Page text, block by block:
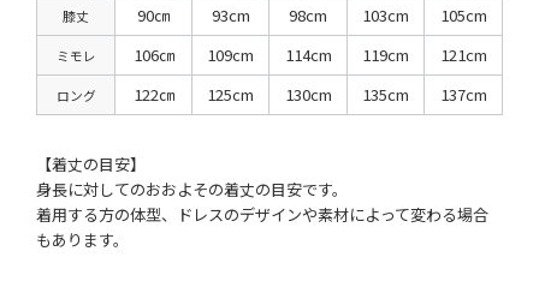
膝丈
90㎝ 93cm 98cm 103cm 105cm
ミモレ 106㎝ 109cm 114cm 119cm 121cm
ロング 122㎝ 125cm 130cm 135cm 137cm
【着丈の目安】
身長に対してのおおよその着丈の目安です。
着用する方の体型、ドレスのデザインや素材によって変わる場合
もあります。